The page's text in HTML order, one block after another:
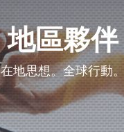
地區夥伴
在地思想。全球行動。